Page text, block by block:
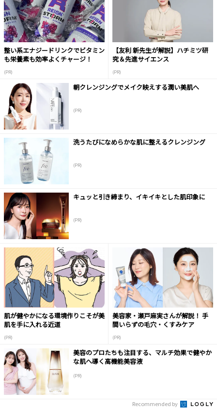
整い系エナジードリンクでビタミン
も栄養素も効率よくチャージ！
(PR)
【友利 新先生が解説】ハチミツ研
究＆先進サイエンス
(PR)
朝クレンジングでメイク映えする潤い美肌へ
(PR)
洗うたびになめらかな肌に整えるクレンジング
(PR)
キュッと引き締まり、イキイキとした肌印象に
(PR)
肌が健やかになる環境作りこそが美
肌を手に入れる近道
(PR)
美容家・瀬戸麻実さんが解説！ 手
間いらずの毛穴・くすみケア
(PR)
美容のプロたちも注目する、マルチ効果で健やか
な肌へ導く高機能美容液
(PR)
Recommended by